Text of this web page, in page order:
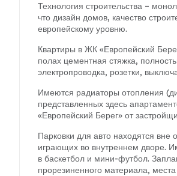
Технология строительства –
что дизайн домов, качество
европейскому уровню.
Квартиры в ЖК «Европейский
полах цементная стяжка,
электропроводка, розетки,
Имеются радиаторы отопления
представленных здесь
«Европейский Берег» от
Парковки для авто находятся вне
играющих во внутреннем дворе.
в баскетбол и мини-футбол.
прорезиненного материала,